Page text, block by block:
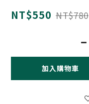
NT$550 NT$780
加入購物車